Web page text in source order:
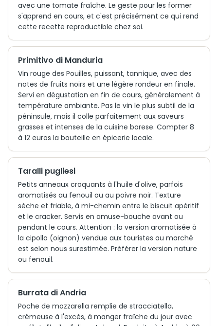
avec une tomate fraîche. Le geste pour les former
s'apprend en cours, et c'est précisément ce qui rend
cette recette reproductible chez soi.
Primitivo di Manduria
Vin rouge des Pouilles, puissant, tannique, avec des
notes de fruits noirs et une légère rondeur en finale.
Servi en dégustation en fin de cours, généralement à
température ambiante. Pas le vin le plus subtil de la
péninsule, mais il colle parfaitement aux saveurs
grasses et intenses de la cuisine barese. Compter 8
à 12 euros la bouteille en épicerie locale.
Taralli pugliesi
Petits anneaux croquants à l'huile d'olive, parfois
aromatisés au fenouil ou au poivre noir. Texture
sèche et friable, à mi-chemin entre le biscuit apéritif
et le cracker. Servis en amuse-bouche avant ou
pendant le cours. Attention : la version aromatisée à
la cipolla (oignon) vendue aux touristes au marché
est selon nous surestimée. Préférer la version nature
ou fenouil.
Burrata di Andria
Poche de mozzarella remplie de stracciatella,
crémeuse à l'excès, à manger fraîche du jour avec